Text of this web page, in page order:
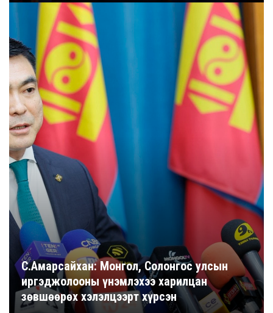
С.Амарсайхан: Монгол, Солонгос улсын
иргэджолооны үнэмлэхээ харилцан
зөвшөөрөх хэлэлцээрт хүрсэн